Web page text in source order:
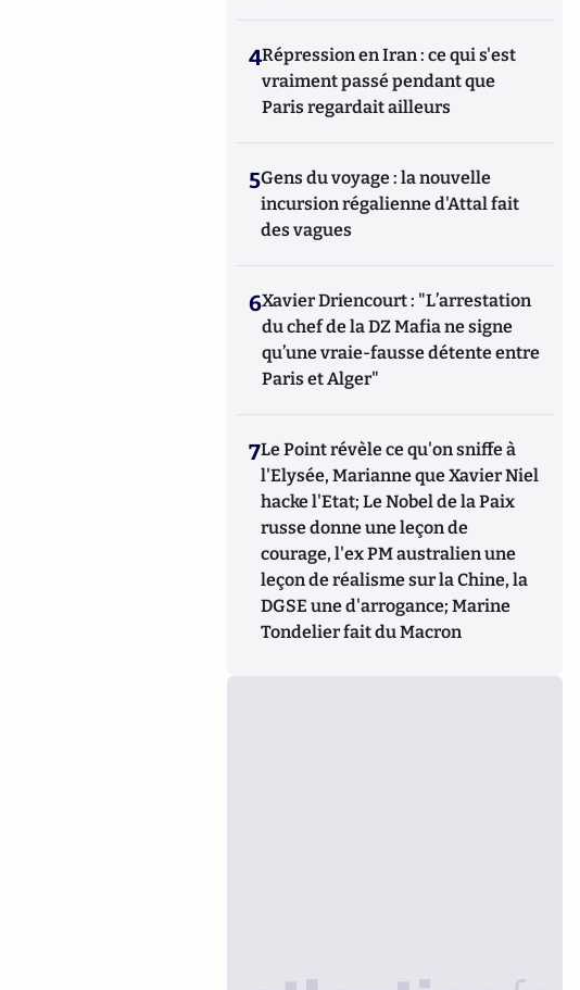
4Répression en Iran : ce qui s'est
vraiment passé pendant que
Paris regardait ailleurs
5Gens du voyage : la nouvelle
incursion régalienne d'Attal fait
des vagues
6Xavier Driencourt : "L’arrestation
du chef de la DZ Mafia ne signe
qu’une vraie-fausse détente entre
Paris et Alger"
7Le Point révèle ce qu'on sniffe à
l'Elysée, Marianne que Xavier Niel
hacke l'Etat; Le Nobel de la Paix
russe donne une leçon de
courage, l'ex PM australien une
leçon de réalisme sur la Chine, la
DGSE une d'arrogance; Marine
Tondelier fait du Macron